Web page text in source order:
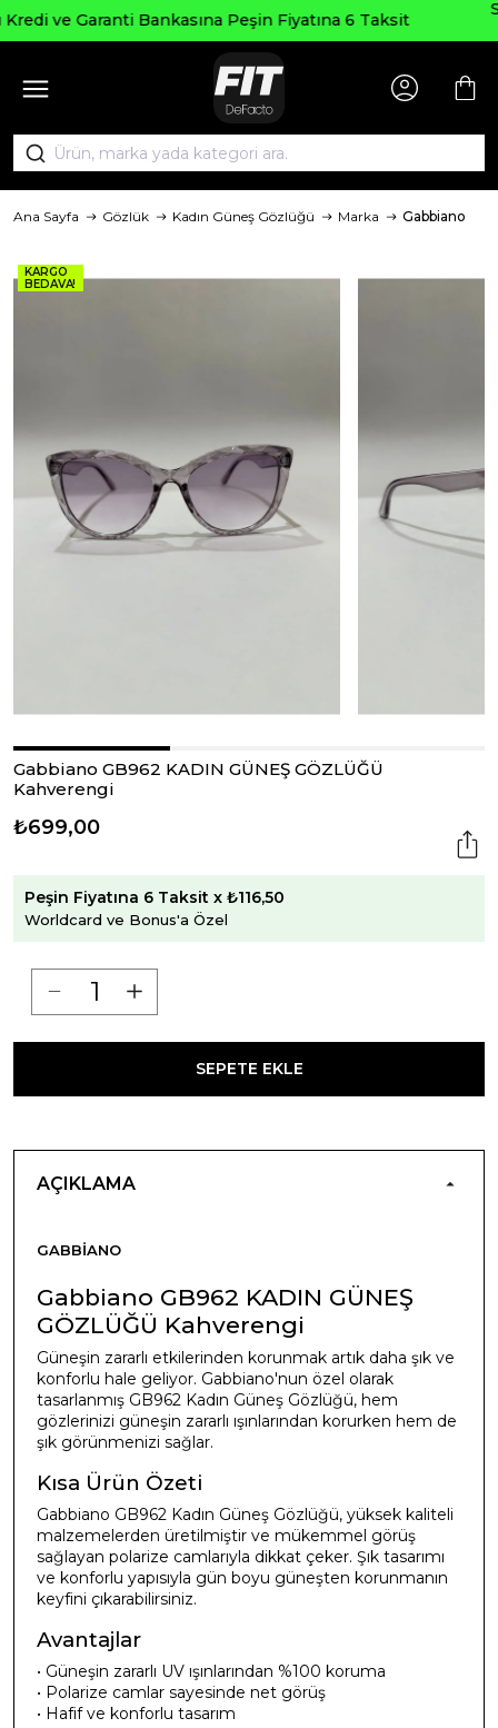
6 Taksit
Seçili Ürünlerde ₺2000 Üzeri
AGUSTOS200
Ana Sayfa Gözlük Kadın Güneş Gözlüğü Marka Gabbiano
KARGO
BEDAVA!
Gabbiano GB962 KADIN GÜNEŞ GÖZLÜĞÜ
Kahverengi
₺699,00
Peşin Fiyatına 6 Taksit x ₺116,50
Worldcard ve Bonus'a Özel
SEPETE EKLE
AÇIKLAMA
GABBIANO
Gabbiano GB962 KADIN GÜNEŞ
GÖZLÜĞÜ Kahverengi
Güneşin zararlı etkilerinden korunmak artık daha şık ve
konforlu hale geliyor. Gabbiano'nun özel olarak
tasarlanmış GB962 Kadın Güneş Gözlüğü, hem
gözlerinizi güneşin zararlı ışınlarından korurken hem de
şık görünmenizi sağlar.
Kısa Ürün Özeti
Gabbiano GB962 Kadın Güneş Gözlüğü, yüksek kaliteli
malzemelerden üretilmiştir ve mükemmel görüş
sağlayan polarize camlarıyla dikkat çeker. Şık tasarımı
ve konforlu yapısıyla gün boyu güneşten korunmanın
keyfini çıkarabilirsiniz.
Avantajlar
• Güneşin zararlı UV ışınlarından %100 koruma
• Polarize camlar sayesinde net görüş
• Hafif ve konforlu tasarım